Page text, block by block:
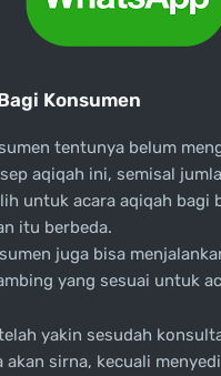
Konsumen
tentunya belum
aqiqah ini, semisal
untuk acara aqiqah bagi
itu berbeda.
juga bisa
yang sesuai untuk
yakin sesudah
akan sirna, kecuali